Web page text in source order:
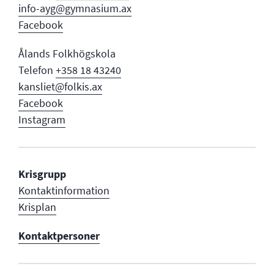
info-ayg@gymnasium.ax
Facebook
Ålands Folkhögskola
Telefon +358 18 43240
kansliet@folkis.ax
Facebook
Instagram
Krisgrupp
Kontaktinformation
Krisplan
Kontaktpersoner